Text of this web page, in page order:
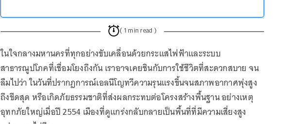
( 1 min read )
ในใจกลางมหานครที่ทุกอย่างขับเคลื่อนด้วยกระแสไฟฟ้าและระบบ
สาธารณูปโภคที่เชื่อมโยงถึงกัน เราอาจเคยชินกับการใช้ชีวิตที่สะดวกสบาย จน
ลืมไปว่า ในวันที่ปรากฏการณ์เอลนีโญทวีความรุนแรงขึ้นจนสภาพอากาศพุ่งสูง
ถึงขีดสุด หรือเกิดภัยธรรมชาติที่ส่งผลกระทบต่อโครงสร้างพื้นฐาน อย่างเหตุ
อุทกภัยใหญ่เมื่อปี 2554 เมืองที่ดูแกร่งกลับกลายเป็นพื้นที่ที่มีความเสี่ยงสูง